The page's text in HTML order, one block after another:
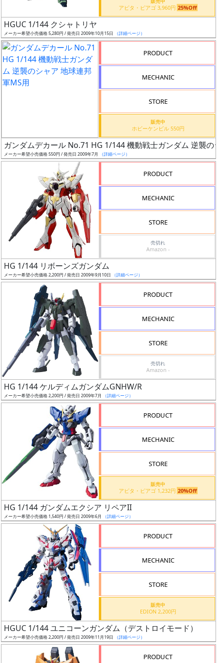
発
売
Web
プッ
シュ
ャ
ラ
リ
格
改
定
予
定
再
引
店
アピタ・ピアゴ 3,960円 25%Off
HGUC 1/144 クシャトリヤ
メーカー希望小売価格 5,280円 / 発売日 2009年10月15日 （詳細ページ）
PRODUCT
MECHANIC
STORE
販売中
ホビーケンビル 550円
ガンダムデカール No.71 HG 1/144 機動戦士ガンダム 逆襲
メーカー希望小売価格 550円 / 発売日 2009年7月 （詳細ページ）
PRODUCT
MECHANIC
STORE
売切れ
Amazon -
HG 1/144 リボーンズガンダム
メーカー希望小売価格 2,200円 / 発売日 2009年9月10日 （詳細ページ）
PRODUCT
MECHANIC
STORE
売切れ
Amazon -
HG 1/144 ケルディムガンダムGNHW/R
メーカー希望小売価格 2,200円 / 発売日 2009年7月 （詳細ページ）
PRODUCT
MECHANIC
STORE
販売中
アピタ・ピアゴ 1,232円 20%Off
HG 1/144 ガンダムエクシア リペアII
メーカー希望小売価格 1,540円 / 発売日 2009年6月 （詳細ページ）
PRODUCT
MECHANIC
STORE
販売中
EDION 2,200円
HGUC 1/144 ユニコーンガンダム（デストロイモード）
メーカー希望小売価格 2,200円 / 発売日 2009年11月19日 （詳細ページ）
PRODUCT